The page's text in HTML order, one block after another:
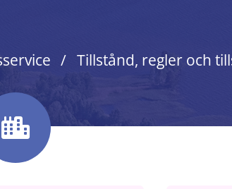
Tillstånd, regler och